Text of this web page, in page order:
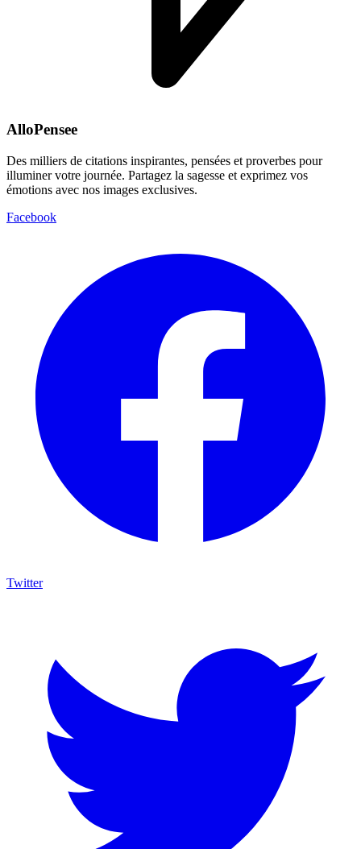
AlloPensee
Des milliers de citations inspirantes, pensées et proverbes pour
illuminer votre journée. Partagez la sagesse et exprimez vos
émotions avec nos images exclusives.
Facebook
Twitter